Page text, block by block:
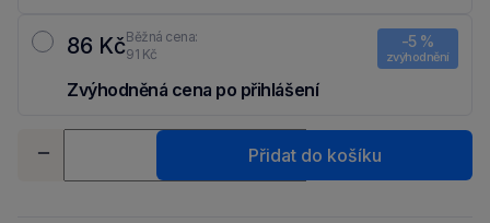
86 KčBěžná cena:
91 Kč
-5 %
zvýhodnění
Zvýhodněná cena po přihlášení
-
+
Přidat do košíku